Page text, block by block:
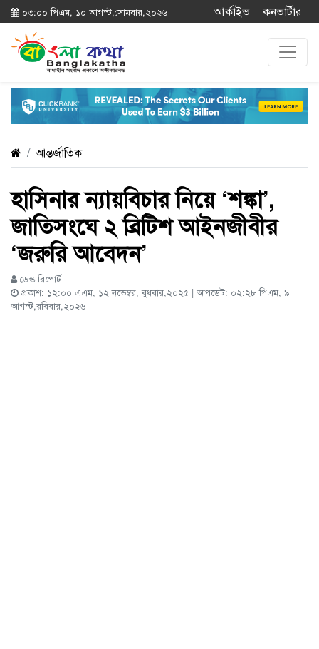
০৩:০০ পিএম, ১০ আগস্ট,সোমবার,২০২৬ আর্কাইভ কনভার্টার
আন্তর্জাতিক
হাসিনার ন্যায়বিচার নিয়ে ‘শঙ্কা’,
জাতিসংঘে ২ ব্রিটিশ আইনজীবীর
‘জরুরি আবেদন’
ডেস্ক রিপোর্ট
প্রকাশ: ১২:০০ এএম, ১২ নভেম্বর, বুধবার,২০২৫ | আপডেট: ০২:২৮ পিএম, ৯
আগস্ট,রবিবার,২০২৬